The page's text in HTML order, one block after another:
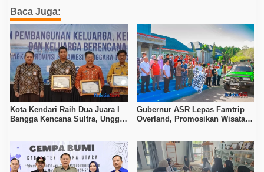
Baca Juga:
Kota Kendari Raih Dua Juara I
Bangga Kencana Sultra, Unggul
Gubernur ASR Lepas Famtrip
Overland, Promosikan Wisata